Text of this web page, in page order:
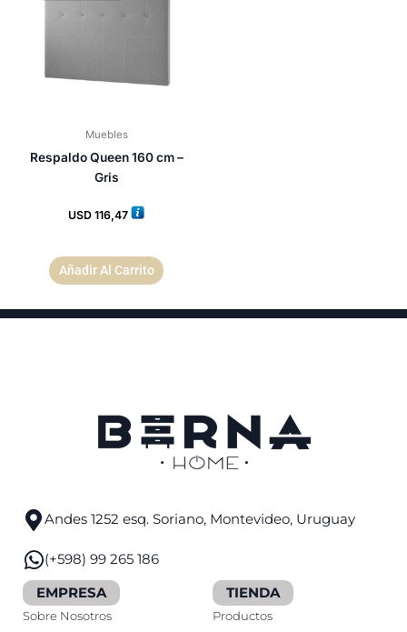
Muebles
Respaldo Queen 160 cm –
Gris
USD 116,47
Añadir Al Carrito
Andes 1252 esq. Soriano, Montevideo, Uruguay
(+598) 99 265 186
EMPRESA
Sobre Nosotros
TIENDA
Productos